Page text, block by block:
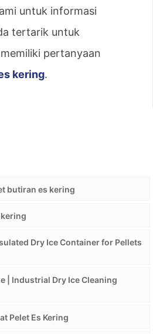
untuk informasi
tertarik untuk
pertanyaan
kering.
butiran es kering
Dry Ice Container for Pellets
| Industrial Dry Ice Cleaning
Pelet Es Kering